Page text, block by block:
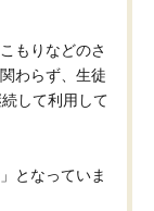
もりなどのさ
わらず、生徒
して利用して
となっていま